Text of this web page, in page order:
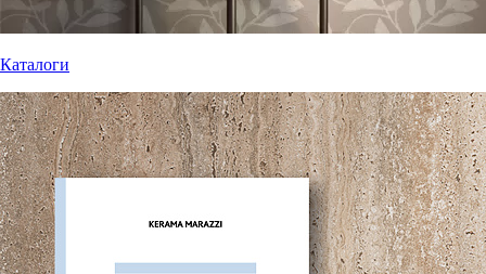
Каталоги